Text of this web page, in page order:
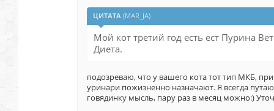
ЦИТАТА (MAR_JA)
Мой кот третий год есть ест Пурина
Диета.
подозреваю, что у вашего кота тот тип МКБ,
уринари пожизненно назначают. Я всегда путаю
говядинку мысль, пару раз в месяц можно:)